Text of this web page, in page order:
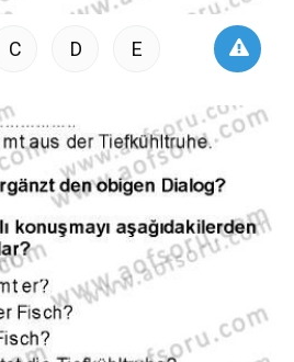
C D E